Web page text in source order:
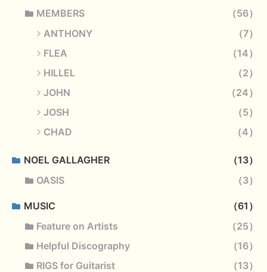
MEMBERS
56
ANTHONY
7
FLEA
14
HILLEL
2
JOHN
24
JOSH
5
CHAD
4
NOEL GALLAGHER
13
OASIS
3
MUSIC
61
Feature on Artists
25
Helpful Discography
16
RIGS for Guitarist
13